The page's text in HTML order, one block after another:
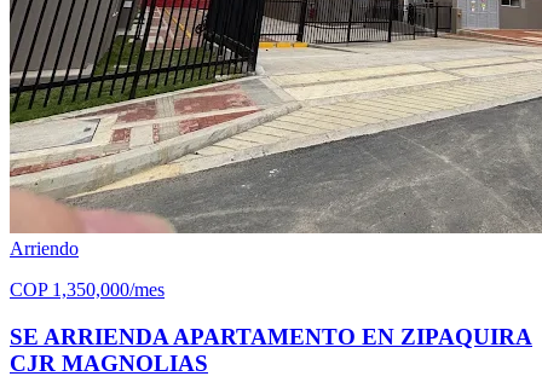
Arriendo
COP 1,350,000/mes
SE ARRIENDA APARTAMENTO EN ZIPAQUIRA
CJR MAGNOLIAS